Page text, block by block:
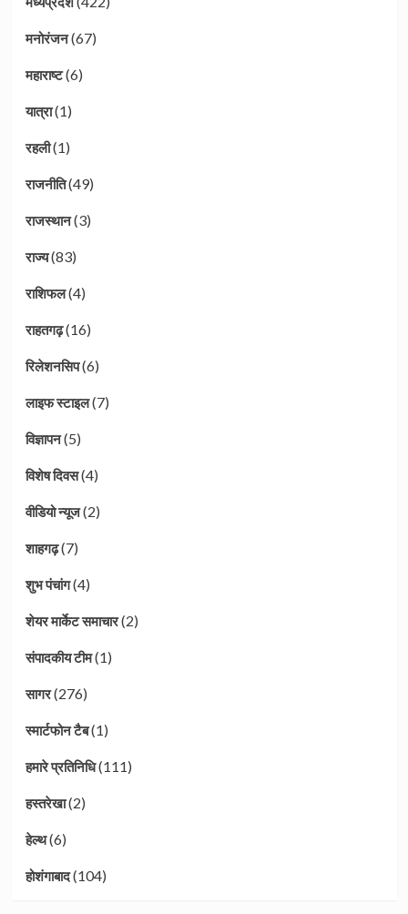
मनोरंजन(67)
महाराष्ट(6)
यात्रा(1)
रहली(1)
राजनीति(49)
राजस्थान(3)
राज्य(83)
राशिफल(4)
राहतगढ़(16)
रिलेशनसिप(6)
लाइफ स्टाइल(7)
विज्ञापन(5)
विशेष दिवस(4)
वीडियो न्यूज(2)
शाहगढ़(7)
शुभ पंचांग(4)
शेयर मार्केट समाचार(2)
संपादकीय टीम(1)
सागर(276)
स्मार्टफोन टैब(1)
हमारे प्रतिनिधि(111)
हस्तरेखा(2)
हेल्थ(6)
होशंगाबाद(104)